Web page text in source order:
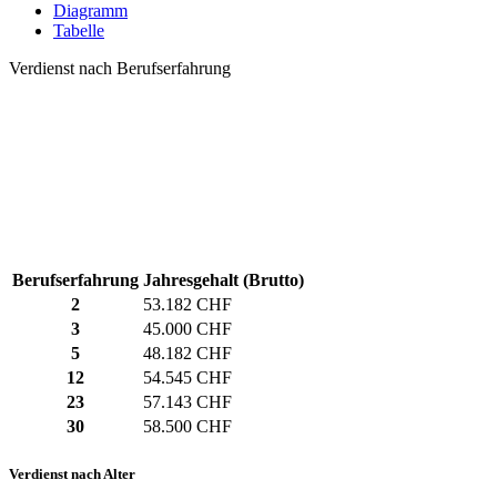
Diagramm
Tabelle
Verdienst nach Berufserfahrung
Berufserfahrung Jahresgehalt (Brutto)
2
53.182 CHF
3
45.000 CHF
5
48.182 CHF
12
54.545 CHF
23
57.143 CHF
30
58.500 CHF
Verdienst nach Alter